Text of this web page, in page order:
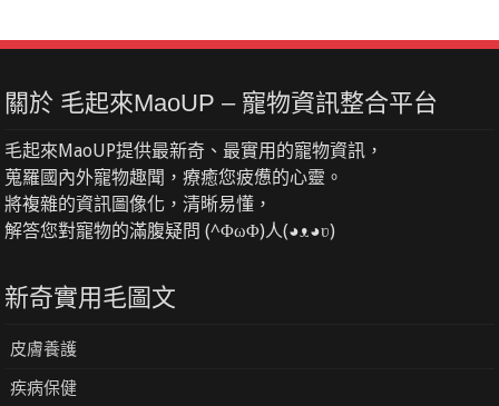
關於 毛起來MaoUP – 寵物資訊整合平台
毛起來MaoUP提供最新奇、最實用的寵物資訊，
蒐羅國內外寵物趣聞，療癒您疲憊的心靈。
將複雜的資訊圖像化，清晰易懂，
解答您對寵物的滿腹疑問 (^ΦωΦ)人(◕ᴥ◕ʋ)
新奇實用毛圖文
皮膚養護
疾病保健